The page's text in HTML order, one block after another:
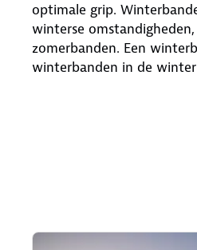
optimale grip.
winterse
zomerbanden. Een
winterbanden in de